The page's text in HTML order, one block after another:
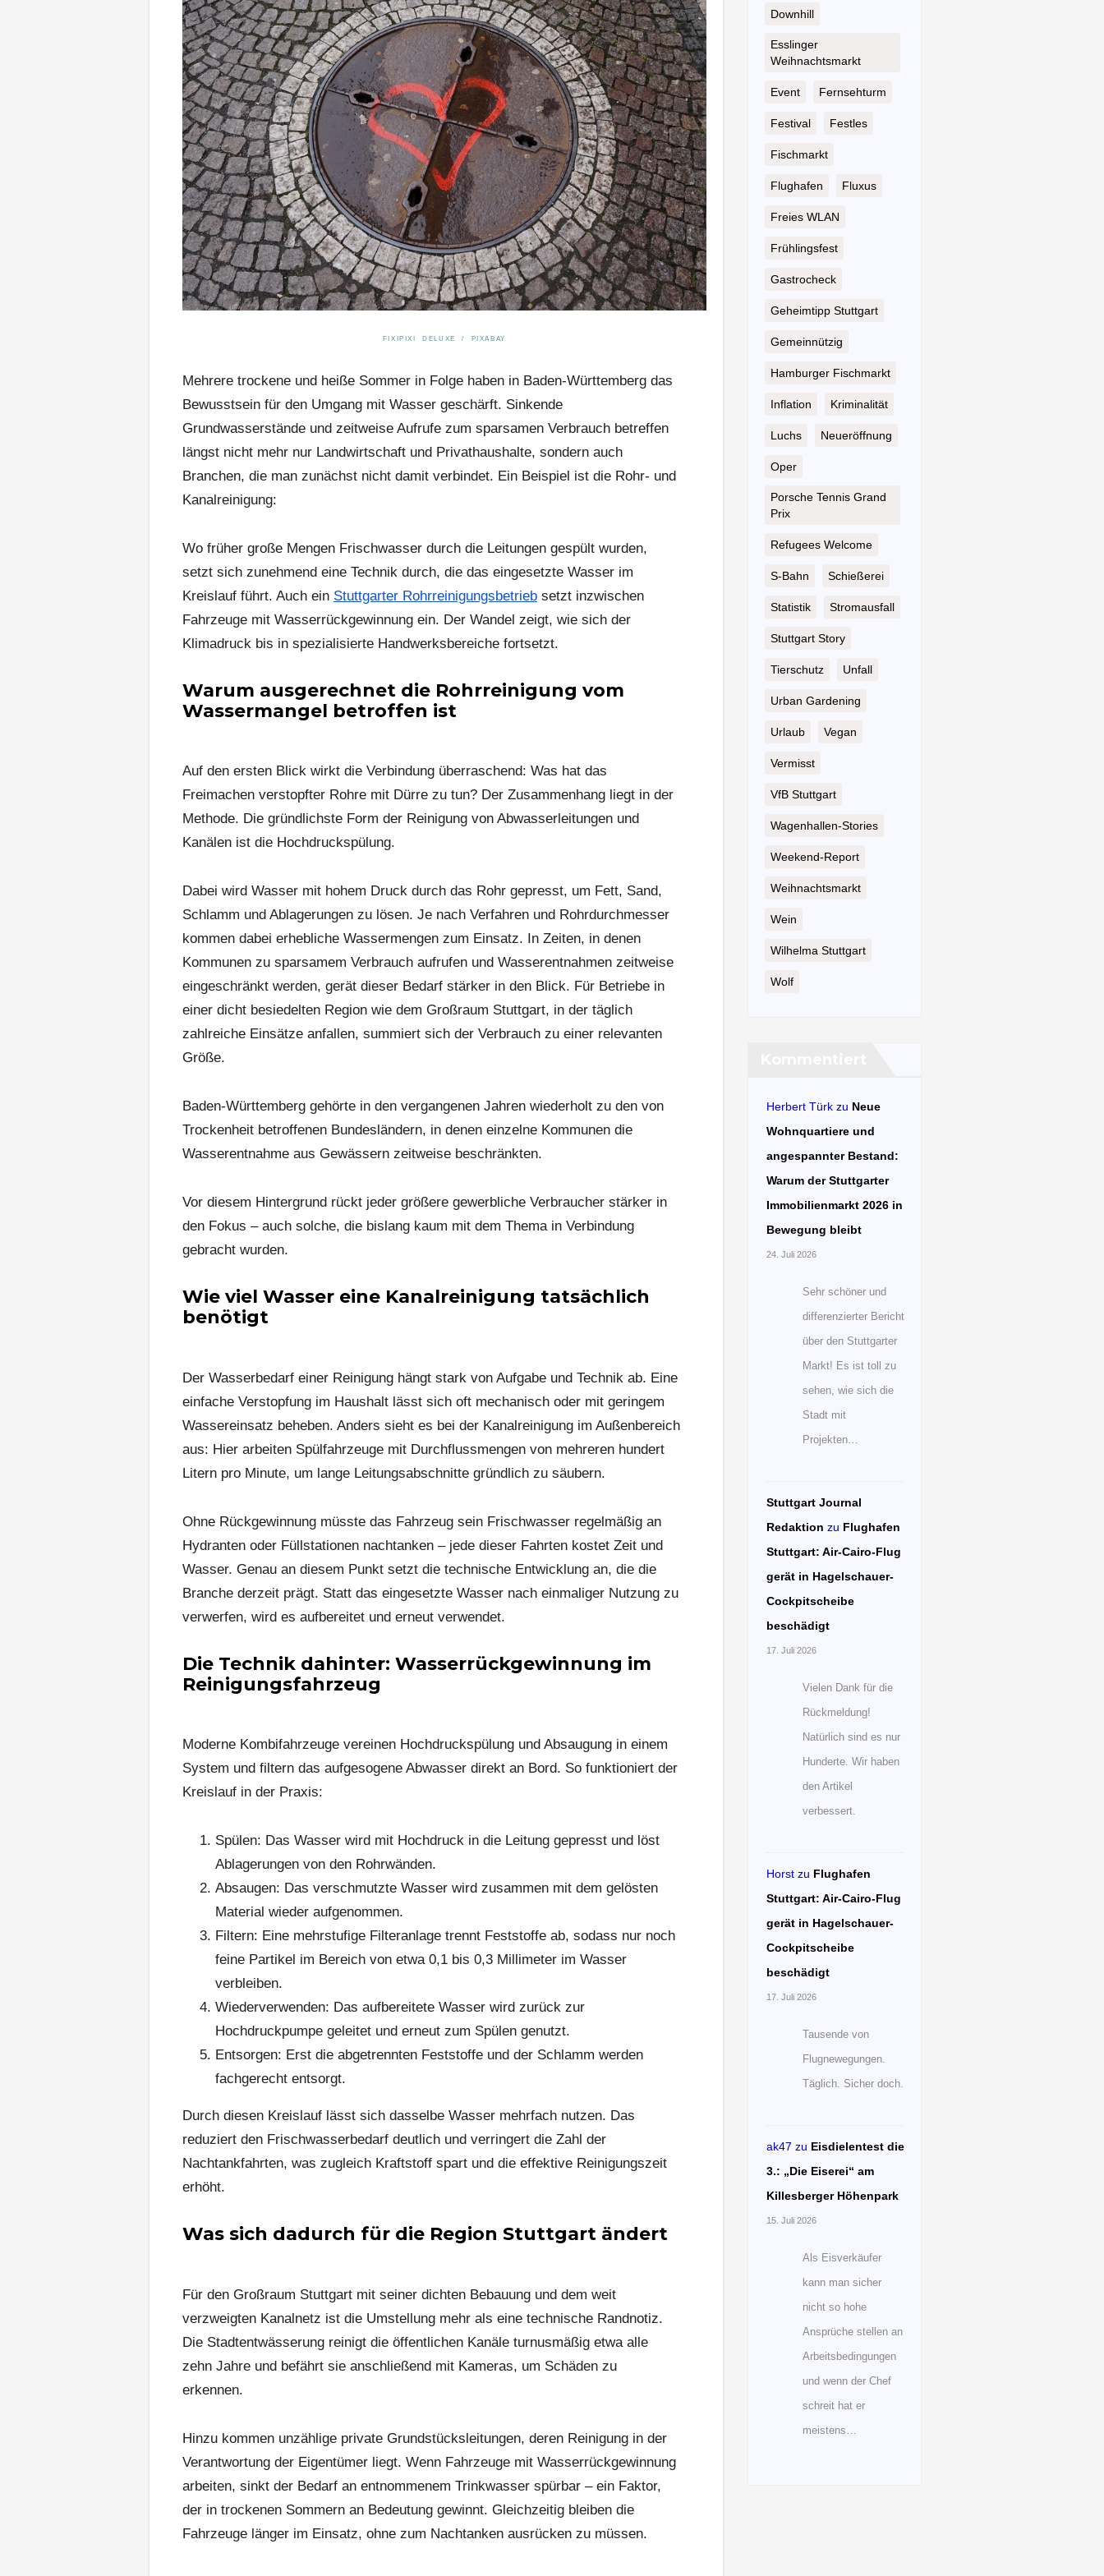
FIXIPIXI DELUXE / PIXABAY
Mehrere trockene und heiße Sommer in Folge haben in Baden-Württemberg das
Bewusstsein für den Umgang mit Wasser geschärft. Sinkende
Grundwasserstände und zeitweise Aufrufe zum sparsamen Verbrauch betreffen
längst nicht mehr nur Landwirtschaft und Privathaushalte, sondern auch
Branchen, die man zunächst nicht damit verbindet. Ein Beispiel ist die Rohr- und
Kanalreinigung:
Wo früher große Mengen Frischwasser durch die Leitungen gespült wurden,
setzt sich zunehmend eine Technik durch, die das eingesetzte Wasser im
Kreislauf führt. Auch ein Stuttgarter Rohrreinigungsbetrieb setzt inzwischen
Fahrzeuge mit Wasserrückgewinnung ein. Der Wandel zeigt, wie sich der
Klimadruck bis in spezialisierte Handwerksbereiche fortsetzt.
Warum ausgerechnet die Rohrreinigung vom
Wassermangel betroffen ist
Auf den ersten Blick wirkt die Verbindung überraschend: Was hat das
Freimachen verstopfter Rohre mit Dürre zu tun? Der Zusammenhang liegt in der
Methode. Die gründlichste Form der Reinigung von Abwasserleitungen und
Kanälen ist die Hochdruckspülung.
Dabei wird Wasser mit hohem Druck durch das Rohr gepresst, um Fett, Sand,
Schlamm und Ablagerungen zu lösen. Je nach Verfahren und Rohrdurchmesser
kommen dabei erhebliche Wassermengen zum Einsatz. In Zeiten, in denen
Kommunen zu sparsamem Verbrauch aufrufen und Wasserentnahmen zeitweise
eingeschränkt werden, gerät dieser Bedarf stärker in den Blick. Für Betriebe in
einer dicht besiedelten Region wie dem Großraum Stuttgart, in der täglich
zahlreiche Einsätze anfallen, summiert sich der Verbrauch zu einer relevanten
Größe.
Baden-Württemberg gehörte in den vergangenen Jahren wiederholt zu den von
Trockenheit betroffenen Bundesländern, in denen einzelne Kommunen die
Wasserentnahme aus Gewässern zeitweise beschränkten.
Vor diesem Hintergrund rückt jeder größere gewerbliche Verbraucher stärker in
den Fokus – auch solche, die bislang kaum mit dem Thema in Verbindung
gebracht wurden.
Wie viel Wasser eine Kanalreinigung tatsächlich
benötigt
Der Wasserbedarf einer Reinigung hängt stark von Aufgabe und Technik ab. Eine
einfache Verstopfung im Haushalt lässt sich oft mechanisch oder mit geringem
Wassereinsatz beheben. Anders sieht es bei der Kanalreinigung im Außenbereich
aus: Hier arbeiten Spülfahrzeuge mit Durchflussmengen von mehreren hundert
Litern pro Minute, um lange Leitungsabschnitte gründlich zu säubern.
Ohne Rückgewinnung müsste das Fahrzeug sein Frischwasser regelmäßig an
Hydranten oder Füllstationen nachtanken – jede dieser Fahrten kostet Zeit und
Wasser. Genau an diesem Punkt setzt die technische Entwicklung an, die die
Branche derzeit prägt. Statt das eingesetzte Wasser nach einmaliger Nutzung zu
verwerfen, wird es aufbereitet und erneut verwendet.
Die Technik dahinter: Wasserrückgewinnung im
Reinigungsfahrzeug
Moderne Kombifahrzeuge vereinen Hochdruckspülung und Absaugung in einem
System und filtern das aufgesogene Abwasser direkt an Bord. So funktioniert der
Kreislauf in der Praxis:
Spülen: Das Wasser wird mit Hochdruck in die Leitung gepresst und löst
Ablagerungen von den Rohrwänden.
Absaugen: Das verschmutzte Wasser wird zusammen mit dem gelösten
Material wieder aufgenommen.
Filtern: Eine mehrstufige Filteranlage trennt Feststoffe ab, sodass nur noch
feine Partikel im Bereich von etwa 0,1 bis 0,3 Millimeter im Wasser
verbleiben.
Wiederverwenden: Das aufbereitete Wasser wird zurück zur
Hochdruckpumpe geleitet und erneut zum Spülen genutzt.
Entsorgen: Erst die abgetrennten Feststoffe und der Schlamm werden
fachgerecht entsorgt.
Durch diesen Kreislauf lässt sich dasselbe Wasser mehrfach nutzen. Das
reduziert den Frischwasserbedarf deutlich und verringert die Zahl der
Nachtankfahrten, was zugleich Kraftstoff spart und die effektive Reinigungszeit
erhöht.
Was sich dadurch für die Region Stuttgart ändert
Für den Großraum Stuttgart mit seiner dichten Bebauung und dem weit
verzweigten Kanalnetz ist die Umstellung mehr als eine technische Randnotiz.
Die Stadtentwässerung reinigt die öffentlichen Kanäle turnusmäßig etwa alle
zehn Jahre und befährt sie anschließend mit Kameras, um Schäden zu
erkennen.
Hinzu kommen unzählige private Grundstücksleitungen, deren Reinigung in der
Verantwortung der Eigentümer liegt. Wenn Fahrzeuge mit Wasserrückgewinnung
arbeiten, sinkt der Bedarf an entnommenem Trinkwasser spürbar – ein Faktor,
der in trockenen Sommern an Bedeutung gewinnt. Gleichzeitig bleiben die
Fahrzeuge länger im Einsatz, ohne zum Nachtanken ausrücken zu müssen.
Downhill
Esslinger
Weihnachtsmarkt
Event Fernsehturm
Festival Festles
Fischmarkt
Flughafen Fluxus
Freies WLAN
Frühlingsfest
Gastrocheck
Geheimtipp Stuttgart
Gemeinnützig
Hamburger Fischmarkt
Inflation Kriminalität
Luchs Neueröffnung
Oper
Porsche Tennis Grand
Prix
Refugees Welcome
S-Bahn Schießerei
Statistik Stromausfall
Stuttgart Story
Tierschutz Unfall
Urban Gardening
Urlaub Vegan
Vermisst
VfB Stuttgart
Wagenhallen-Stories
Weekend-Report
Weihnachtsmarkt
Wein
Wilhelma Stuttgart
Wolf
Herbert Türkzu Neue
Wohnquartiere und
angespannter Bestand:
Warum der Stuttgarter
Immobilienmarkt 2026 in
Bewegung bleibt
24. Juli 2026
Sehr schöner und
differenzierter Bericht
über den Stuttgarter
Markt! Es ist toll zu
sehen, wie sich die
Stadt mit
Projekten…
Stuttgart Journal
Redaktion zu Flughafen
Stuttgart: Air-Cairo-Flug
gerät in Hagelschauer-
Cockpitscheibe
beschädigt
17. Juli 2026
Vielen Dank für die
Rückmeldung!
Natürlich sind es nur
Hunderte. Wir haben
den Artikel
verbessert.
Horstzu Flughafen
Stuttgart: Air-Cairo-Flug
gerät in Hagelschauer-
Cockpitscheibe
beschädigt
17. Juli 2026
Tausende von
Flugnewegungen.
Täglich. Sicher doch.
ak47 zu Eisdielentest die
3.: „Die Eiserei“ am
Killesberger Höhenpark
15. Juli 2026
Als Eisverkäufer
kann man sicher
nicht so hohe
Ansprüche stellen an
Arbeitsbedingungen
und wenn der Chef
schreit hat er
meistens…